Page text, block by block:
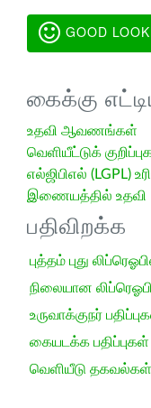
GOOD
கைக்கு
உதவி ஆவணங்கள்
வெளியீட்டுக்
எல்ஜிபிஎல் (LGPL)
இணையத்தில் உதவி
பதிவிறக்க
புத்தம் புது
நிலையான
உருவாக்குநர்
கையடக்க பதிப்புகள்
வெளியீடு தகவல்கள்